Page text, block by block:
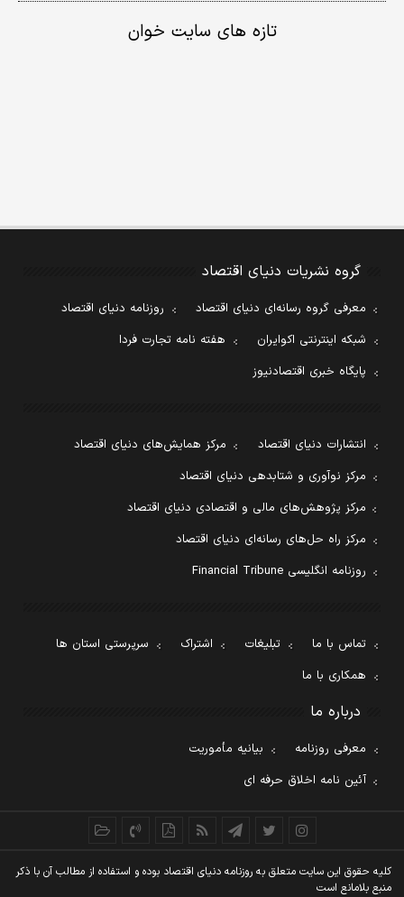
تازه های سایت خوان
گروه نشریات دنیای اقتصاد
معرفی گروه رسانه‌ای دنیای اقتصاد
روزنامه دنیای اقتصاد
شبکه اینترنتی اکوایران
هفته نامه تجارت فردا
پایگاه خبری اقتصادنیوز
انتشارات دنیای اقتصاد
مرکز همایش‌های دنیای اقتصاد
مرکز نوآوری و شتابدهی دنیای اقتصاد
مرکز پژوهش‌های مالی و اقتصادی دنیای اقتصاد
مرکز راه حل‌های رسانه‌ای دنیای اقتصاد
روزنامه انگلیسی Financial Tribune
تماس با ما تبلیغات اشتراک
سرپرستی استان ها
همکاری با ما
درباره ما
معرفی روزنامه
بیانیه مأموریت
آئین نامه اخلاق حرفه ای
کليه حقوق اين سايت متعلق به روزنامه دنيای اقتصاد بوده و استفاده از مطالب آن با ذکر
منبع بلامانع است